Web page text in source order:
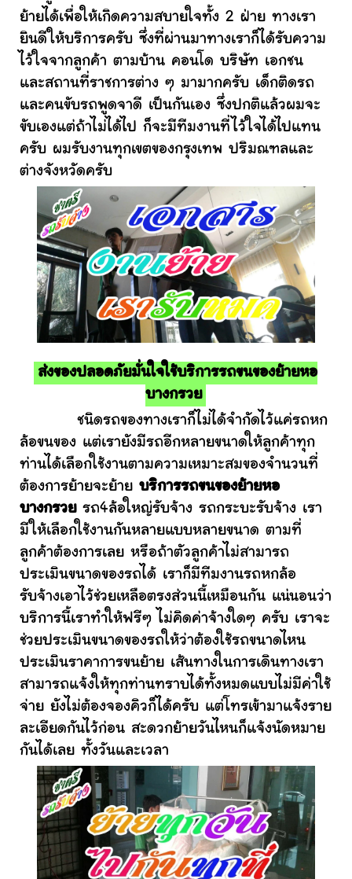
ย้ายได้เพื่อให้เกิดความสบายใจทั้ง 2 ฝ่าย ทางเรา
ยินดีให้บริการครับ ซึ่งที่ผ่านมาทางเราก็ได้รับความ
ไว้ใจจากลูกค้า ตามบ้าน คอนโด บริษัท เอกชน
และสถานที่ราชการต่าง ๆ มามากครับ เด็กติดรถ
และคนขับรถพูดจาดี เป็นกันเอง ซึ่งปกติแล้วผมจะ
ขับเองแต่ถ้าไม่ได้ไป ก็จะมีทีมงานที่ไว้ใจได้ไปแทน
ครับ ผมรับงานทุกเขตของกรุงเทพ ปริมณฑลและ
ต่างจังหวัดครับ
ส่งของปลอดภัยมั่นใจใช้บริการรถขนของย้ายหอ
บางกรวย
ชนิดรถของทางเราก็ไม่ได้จำกัดไว้แค่รถหก
ล้อขนของ แต่เรายังมีรถอีกหลายขนาดให้ลูกค้าทุก
ท่านได้เลือกใช้งานตามความเหมาะสมของจำนวนที่
ต้องการย้ายจะย้ายบริการรถขนของย้ายหอ
บางกรวยรถ4ล้อใหญ่รับจ้าง รถกระบะรับจ้าง เรา
มีให้เลือกใช้งานกันหลายแบบหลายขนาด ตามที่
ลูกค้าต้องการเลย หรือถ้าตัวลูกค้าไม่สามารถ
ประเมินขนาดของรถได้ เราก็มีทีมงานรถหกล้อ
รับจ้างเอาไว้ช่วยเหลือตรงส่วนนี้เหมือนกัน แน่นอนว่า
บริการนี้เราทำให้ฟรีๆ ไม่คิดค่าจ้างใดๆ ครับ เราจะ
ช่วยประเมินขนาดของรถให้ว่าต้องใช้รถขนาดไหน
ประเมินราคาการขนย้าย เส้นทางในการเดินทางเรา
สามารถแจ้งให้ทุกท่านทราบได้ทั้งหมดแบบไม่มีค่าใช้
จ่าย ยังไม่ต้องจองคิวก็ได้ครับ แต่โทรเข้ามาแจ้งราย
ละเอียดกันไว้ก่อน สะดวกย้ายวันไหนก็แจ้งนัดหมาย
กันได้เลย ทั้งวันและเวลา